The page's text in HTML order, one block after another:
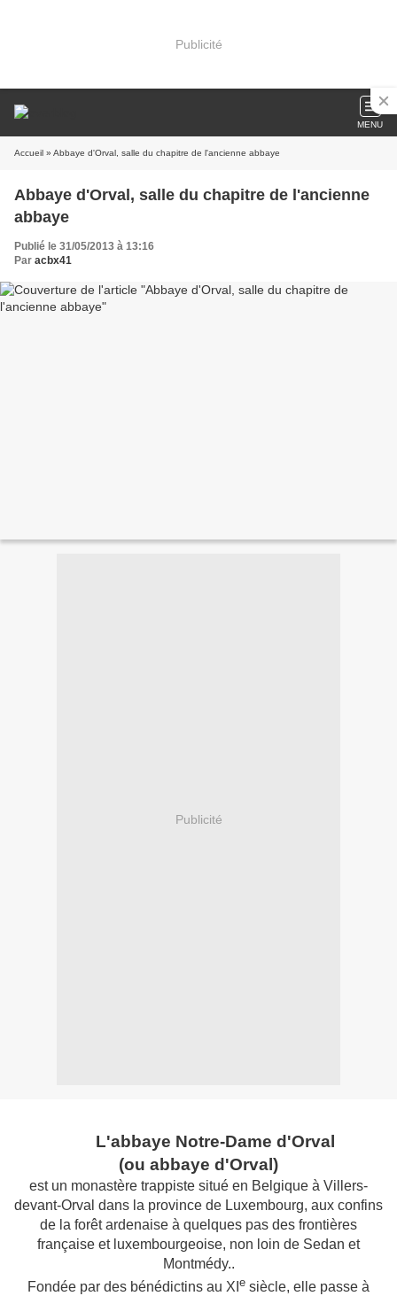
Publicité
MENU
Accueil » Abbaye d'Orval, salle du chapitre de l'ancienne abbaye
Abbaye d'Orval, salle du chapitre de l'ancienne
abbaye
Publié le 31/05/2013 à 13:16
Par acbx41
Publicité
L'abbaye Notre-Dame d'Orval
(ou abbaye d'Orval)
est un monastère trappiste situé en Belgique à Villers-
devant-Orval dans la province de Luxembourg, aux confins
de la forêt ardenaise à quelques pas des frontières
française et luxembourgeoise, non loin de Sedan et
Montmédy..
Fondée par des bénédictins au XI e siècle, elle passe à